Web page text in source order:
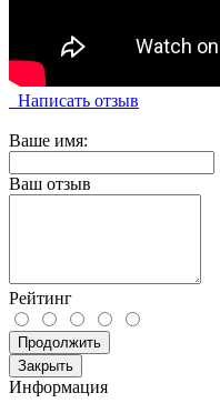
Написать отзыв
Ваше имя:
Ваш отзыв
Рейтинг
Продолжить
Закрыть
Информация